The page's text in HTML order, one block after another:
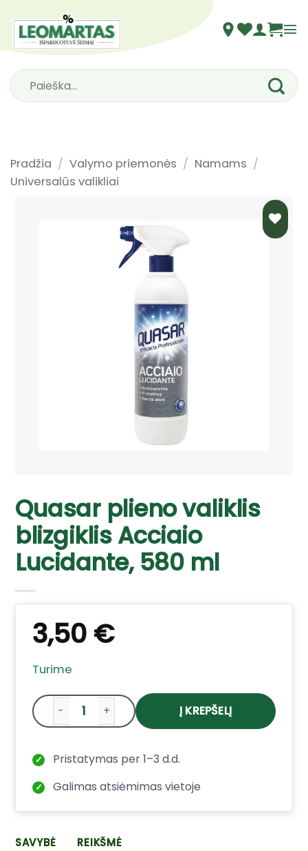
content
Ieškoti:
Pradžia / Valymo priemonės / Namams /
Universalūs valikliai
Quasar plieno valiklis
blizgiklis Acciaio
Lucidante, 580 ml
3,50 €
Turime
produkto kiekis: Quasar plieno valiklis
Į KREPŠELĮ
✓ Pristatymas per 1–3 d.d.
✓ Galimas atsiėmimas vietoje
SAVYBĖ
REIKŠMĖ